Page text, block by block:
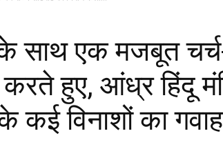
साथ एक मजबूत
करते हुए, आंध्र हिंदू
कई विनाशों का